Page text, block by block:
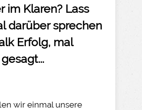
im Klaren? Lass
darüber sprechen
Erfolg, mal
wir einmal unsere